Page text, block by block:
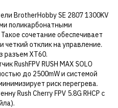
BrotherHobby SE 2807 1300KV
поликарбонатными
сочетание обеспечивает
четкий отклик на управление.
разъем XT60.
RushFPV RUSH MAX SOLO
до 2500mW и системой
риск перегрева.
Rush Cherry FPV 5.8G RHCP с